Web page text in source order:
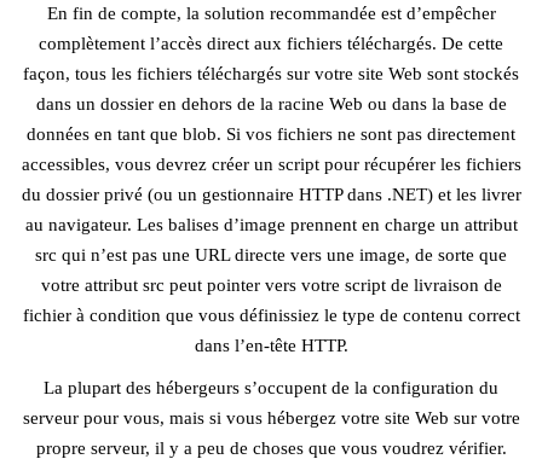
En fin de compte, la solution recommandée est d’empêcher
complètement l’accès direct aux fichiers téléchargés. De cette
façon, tous les fichiers téléchargés sur votre site Web sont stockés
dans un dossier en dehors de la racine Web ou dans la base de
données en tant que blob. Si vos fichiers ne sont pas directement
accessibles, vous devrez créer un script pour récupérer les fichiers
du dossier privé (ou un gestionnaire HTTP dans .NET) et les livrer
au navigateur. Les balises d’image prennent en charge un attribut
src qui n’est pas une URL directe vers une image, de sorte que
votre attribut src peut pointer vers votre script de livraison de
fichier à condition que vous définissiez le type de contenu correct
dans l’en-tête HTTP.
La plupart des hébergeurs s’occupent de la configuration du
serveur pour vous, mais si vous hébergez votre site Web sur votre
propre serveur, il y a peu de choses que vous voudrez vérifier.